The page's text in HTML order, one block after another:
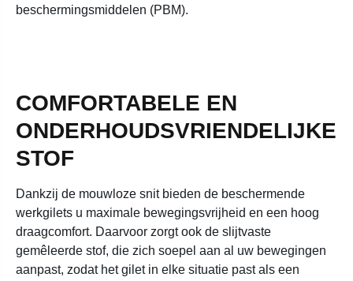
beschermingsmiddelen (PBM).
COMFORTABELE EN
ONDERHOUDSVRIENDELIJKE
STOF
Dankzij de mouwloze snit bieden de beschermende
werkgilets u maximale bewegingsvrijheid en een hoog
draagcomfort. Daarvoor zorgt ook de slijtvaste
gemêleerde stof, die zich soepel aan al uw bewegingen
aanpast, zodat het gilet in elke situatie past als een